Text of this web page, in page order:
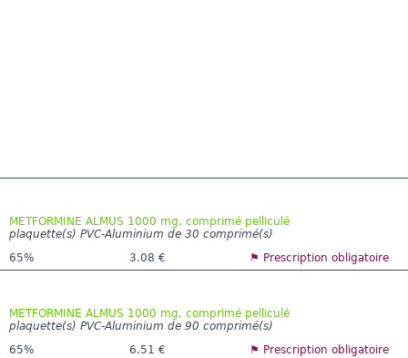
METFORMINE ALMUS 1000 mg, comprimé pelliculé
plaquette(s) PVC-Aluminium de 30 comprimé(s)
65%
3.08 € ⚑ Prescription obligatoire
METFORMINE ALMUS 1000 mg, comprimé pelliculé
plaquette(s) PVC-Aluminium de 90 comprimé(s)
65%
6.51 € ⚑ Prescription obligatoire